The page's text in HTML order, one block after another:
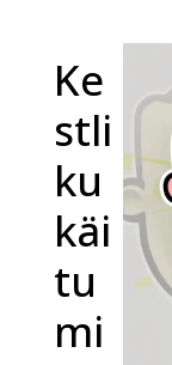
Ke
stli
ku
käi
tu
mi